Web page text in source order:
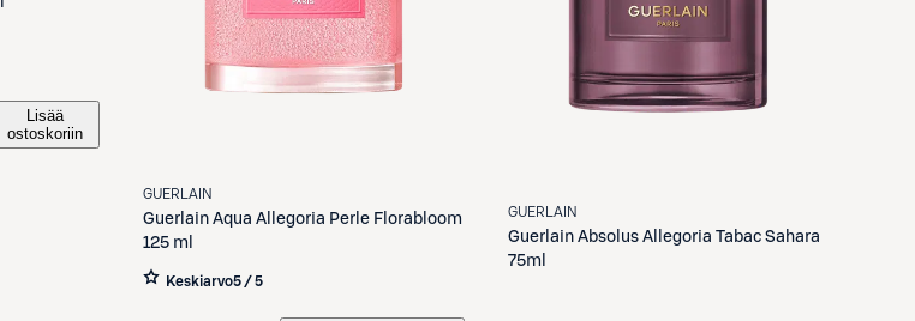
Lisää
ostoskoriin
GUERLAIN
Guerlain Aqua Allegoria Perle Florabloom
125 ml
Keskiarvo5 / 5
GUERLAIN
Guerlain Absolus Allegoria Tabac Sahara
75ml